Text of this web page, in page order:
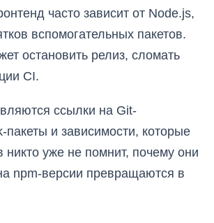
часто зависит от Node.js,
вспомогательных пакетов.
остановить релиз, сломать
CI.
ссылки на Git-
и зависимости, которые
уже не помнит, почему они
npm-версии превращаются в